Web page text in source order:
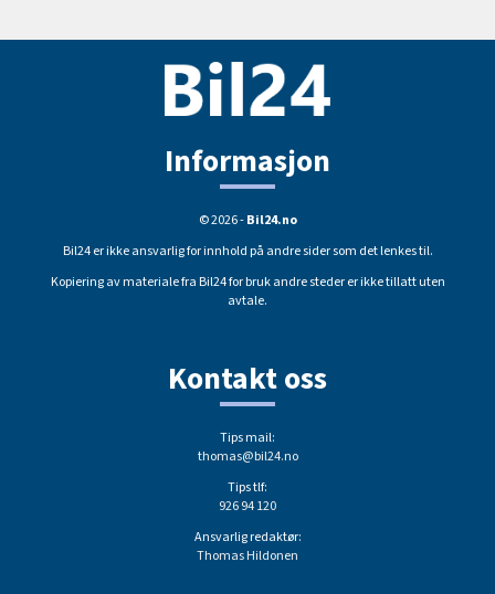
Informasjon
© 2026 -Bil24.no
Bil24 er ikke ansvarlig for innhold på andre sider som det lenkes til.
Kopiering av materiale fra Bil24 for bruk andre steder er ikke tillatt uten
avtale.
Kontakt oss
Tips mail:
thomas@bil24.no
Tips tlf:
926 94 120
Ansvarlig redaktør:
Thomas Hildonen